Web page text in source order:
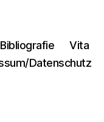
Bibliografie Vita
Datenschutz